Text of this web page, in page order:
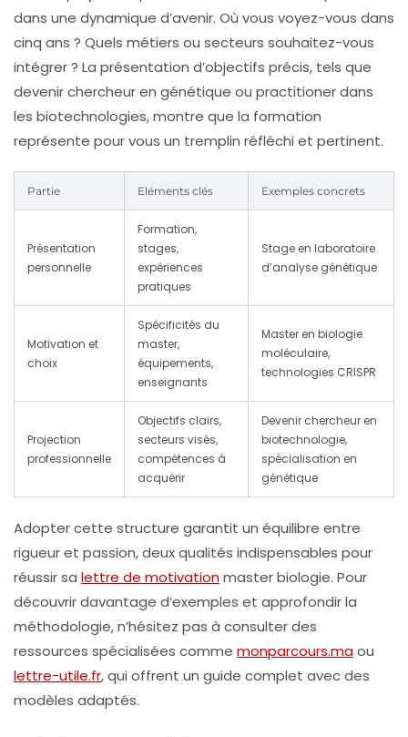
dans une dynamique d’avenir. Où vous voyez-vous dans
cinq ans ? Quels métiers ou secteurs souhaitez-vous
intégrer ? La présentation d’objectifs précis, tels que
devenir chercheur en génétique ou practitioner dans
les biotechnologies, montre que la formation
représente pour vous un tremplin réfléchi et pertinent.
Partie Eléments clés Exemples concrets
Présentation
personnelle
Formation,
stages,
expériences
pratiques
Stage en laboratoire
d’analyse génétique
Motivation et
choix
Spécificités du
master,
équipements,
enseignants
Master en biologie
moléculaire,
technologies CRISPR
Projection
professionnelle
Objectifs clairs,
secteurs visés,
compétences à
acquérir
Devenir chercheur en
biotechnologie,
spécialisation en
génétique
Adopter cette structure garantit un équilibre entre
rigueur et passion, deux qualités indispensables pour
réussir sa lettre de motivationmaster biologie. Pour
découvrir davantage d’exemples et approfondir la
méthodologie, n’hésitez pas à consulter des
ressources spécialisées comme monparcours.maou
lettre-utile.fr, qui offrent un guide complet avec des
modèles adaptés.